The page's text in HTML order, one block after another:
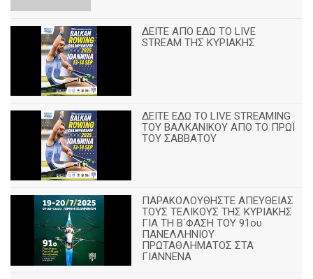
ΔΕΙΤΕ ΑΠΟ ΕΔΩ ΤΟ LIVE
STREAM ΤΗΣ ΚΥΡΙΑΚΗΣ
ΔΕΙΤΕ ΕΔΩ ΤΟ LIVE STREAMING
TOY ΒΑΛΚΑΝΙΚΟΥ ΑΠΟ ΤΟ ΠΡΩΪ
ΤΟΥ ΣΑΒΒΑΤΟΥ
ΠΑΡΑΚΟΛΟΥΘΗΣΤΕ ΑΠΕΥΘΕΙΑΣ
ΤΟΥΣ ΤΕΛΙΚΟΥΣ ΤΗΣ ΚΥΡΙΑΚΗΣ
ΓΙΑ ΤΗ Β΄ΦΑΣΗ ΤΟΥ 91ου
ΠΑΝΕΛΛΗΝΙΟΥ
ΠΡΩΤΑΘΛΗΜΑΤΟΣ ΣΤΑ
ΓΙΑΝΝΕΝΑ